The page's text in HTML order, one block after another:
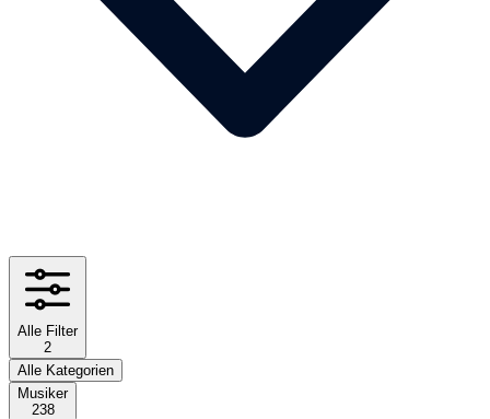
Alle Filter
2
Alle Kategorien
Musiker
238